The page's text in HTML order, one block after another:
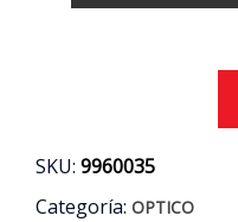
SKU: 9960035
Categoría: OPTICO